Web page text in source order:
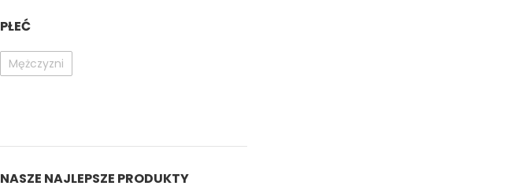
PŁEĆ
Mężczyzni
NASZE NAJLEPSZE PRODUKTY